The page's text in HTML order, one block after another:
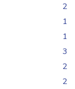
2
1
1
3
2
2